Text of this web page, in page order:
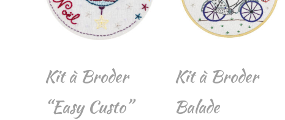
Kit à Broder
“Easy Custo”
Kit à Broder
Balade